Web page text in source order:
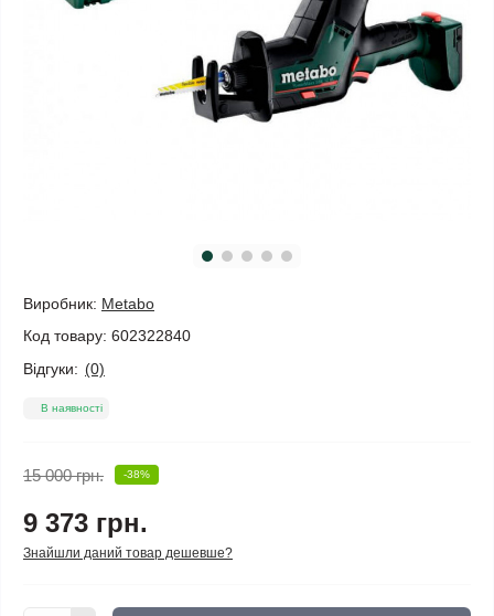
Виробник: Metabo
Код товару: 602322840
Відгуки: (0)
В наявності
15 000 грн. -38%
9 373 грн.
Знайшли даний товар дешевше?